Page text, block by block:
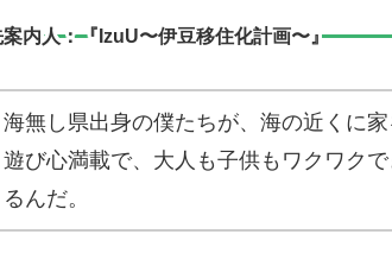
内人：『IzuU〜伊豆移住化計画〜』
海無し県出身の僕たちが、海の近くに
遊び心満載で、大人も子供もワクワク
るんだ。